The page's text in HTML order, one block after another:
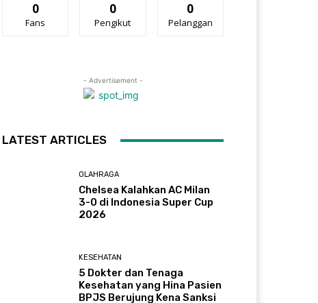
0
Fans
0
Pengikut
0
Pelanggan
- Advertisement -
LATEST ARTICLES
OLAHRAGA
Chelsea Kalahkan AC Milan
3-0 di Indonesia Super Cup
2026
KESEHATAN
5 Dokter dan Tenaga
Kesehatan yang Hina Pasien
BPJS Berujung Kena Sanksi